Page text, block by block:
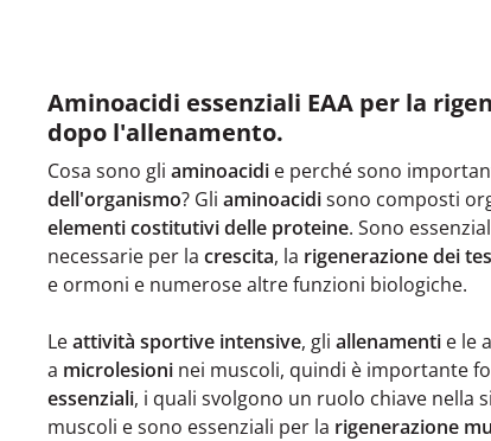
Aminoacidi essenziali EAA per la
dopo l'allenamento.
Cosa sono gli aminoacidi e perché sono
dell'organismo? Gli aminoacidisono composti
elementi costitutivi delle proteine. Sono
necessarie per la crescita, la rigenerazione dei
e ormoni e numerose altre funzioni biologiche.
Leattività sportive intensive, gli allenamenti e le
a microlesioni nei muscoli, quindi è importante
essenziali, i quali svolgono un ruolo chiave nella
muscoli e sono essenziali per la rigenerazione